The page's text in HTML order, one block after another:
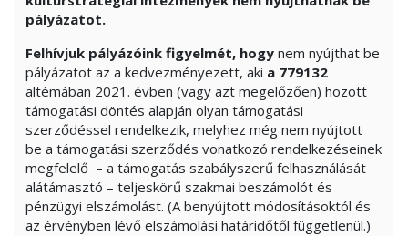
pályázatot.
Felhívjuk pályázóink figyelmét, hogy nem nyújthat be
pályázatot az a kedvezményezett, aki a 779132
altémában 2021. évben (vagy azt megelőzően) hozott
támogatási döntés alapján olyan támogatási
szerződéssel rendelkezik, melyhez még nem nyújtott
be a támogatási szerződés vonatkozó rendelkezéseinek
megfelelő – a támogatás szabályszerű felhasználását
alátámasztó – teljeskörű szakmai beszámolót és
pénzügyi elszámolást. (A benyújtott módosításoktól és
az érvényben lévő elszámolási határidőtől függetlenül.)